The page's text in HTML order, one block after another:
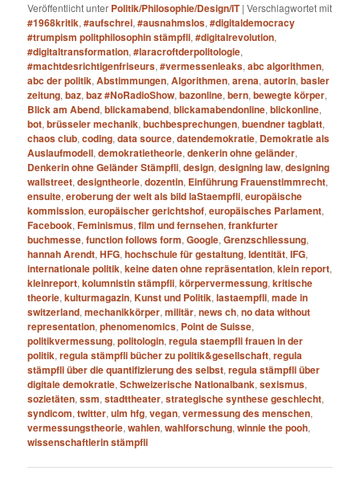
Veröffentlicht unter Politik/Philosophie/Design/IT |Verschlagwortet mit
#1968kritik,#aufschrei,#ausnahmslos,#digitaldemocracy
#trumpism politphilosophin stämpfli,#digitalrevolution,
#digitaltransformation,#laracroftderpolitologie,
#machtdesrichtigenfriseurs,#vermessenleaks,abc algorithmen,
abc der politik,Abstimmungen,Algorithmen,arena,autorin,basler
zeitung,baz,baz #NoRadioShow,bazonline,bern,bewegte körper,
Blick am Abend,blickamabend,blickamabendonline,blickonline,
bot,brüsseler mechanik,buchbesprechungen,buendner tagblatt,
chaos club,coding,data source,datendemokratie, Demokratie als
Auslaufmodell,demokratietheorie,denkerin ohne geländer,
Denkerin ohne Geländer Stämpfli,design,designing law,designing
wallstreet,designtheorie,dozentin, Einführung Frauenstimmrecht,
ensuite,eroberung der welt als bild laStaempfli,europäische
kommission,europäischer gerichtshof,europäisches Parlament,
Facebook,Feminismus,film und fernsehen,frankfurter
buchmesse,function follows form,Google,Grenzschliessung,
hannah Arendt,HFG,hochschule für gestaltung,Identität,IFG,
internationale politik,keine daten ohne repräsentation,klein report,
kleinreport,kolumnistin stämpfli,körpervermessung,kritische
theorie,kulturmagazin,Kunst und Politik,lastaempfli,made in
switzerland,mechanikkörper,militär,news ch,no data without
representation,phenomenomics, Point de Suisse,
politikvermessung,politologin,regula staempfli frauen in der
politik,regula stämpfli bücher zu politik&gesellschaft,regula
stämpfli über die quantifizierung des selbst,regula stämpfli über
digitale demokratie,Schweizerische Nationalbank,sexismus,
sozietäten,ssm,stadttheater,strategische synthese geschlecht,
syndicom,twitter,ulm hfg,vegan,vermessung des menschen,
vermessungstheorie,wahlen,wahlforschung,winnie the pooh,
wissenschaftlerin stämpfli